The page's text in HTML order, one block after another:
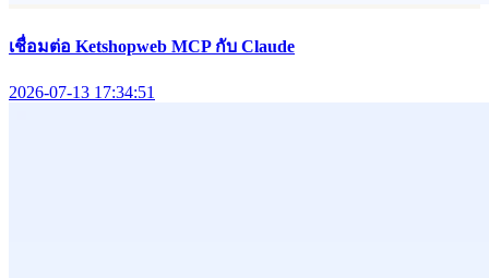
เชื่อมต่อ Ketshopweb MCP กับ Claude
2026-07-13 17:34:51